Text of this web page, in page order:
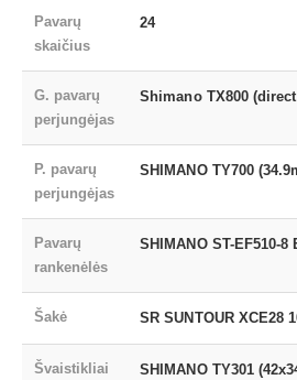
Pavarų
skaičius
24
G. pavarų
perjungėjas
Shimano TX800
P. pavarų
perjungėjas
SHIMANO TY700
Pavarų
rankenėlės
SHIMANO ST-EF510-
Šakė SR SUNTOUR XCE28
Švaistikliai SHIMANO TY301